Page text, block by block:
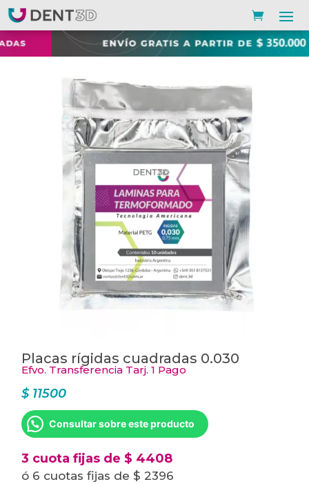
Placas rígidas cuadradas 0.030
Efvo. Transferencia Tarj. 1 Pago
$11500
Consultar sobre este producto
3 cuota fijas de $ 4408
ó 6 cuotas fijas de $ 2396